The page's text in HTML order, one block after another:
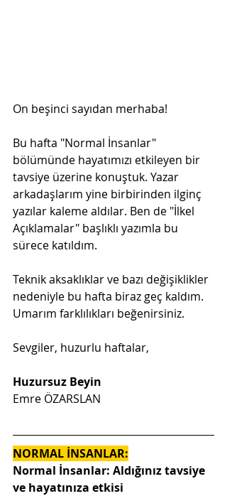
On beşinci sayıdan merhaba!
Bu hafta "Normal İnsanlar"
bölümünde hayatımızı etkileyen bir
tavsiye üzerine konuştuk. Yazar
arkadaşlarım yine birbirinden ilginç
yazılar kaleme aldılar. Ben de "İlkel
Açıklamalar" başlıklı yazımla bu
sürece katıldım.
Teknik aksaklıklar ve bazı değişiklikler
nedeniyle bu hafta biraz geç kaldım.
Umarım farklılıkları beğenirsiniz.
Sevgiler, huzurlu haftalar,
Huzursuz Beyin
Emre ÖZARSLAN
NORMAL İNSANLAR:
Normal İnsanlar: Aldığınız tavsiye
ve hayatınıza etkisi